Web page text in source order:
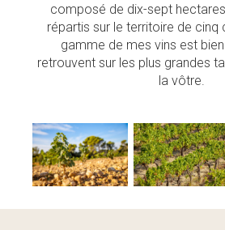
composé de dix-sept
répartis sur le territoire de cinq
gamme de mes vins est
retrouvent sur les plus grandes
la vôtre.